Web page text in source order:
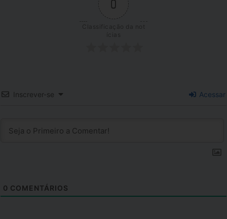
0
Classificação da not
Inscrever-se Acessar
0 COMENTÁRIOS